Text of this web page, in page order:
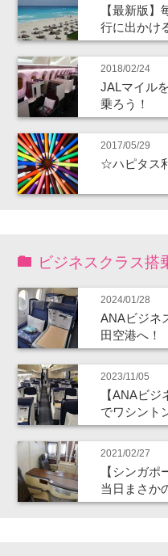
【最新版
行に出かけ
2018/02/24
JALマイル
乗ろう！
2017/05/29
☆ハピタス
ビジネスクラス搭
2024/01/28
ANAビジネ
田空港へ！
2023/11/05
【ANAビ
でワシント
2021/02/27
【シンガポ
当日まさか